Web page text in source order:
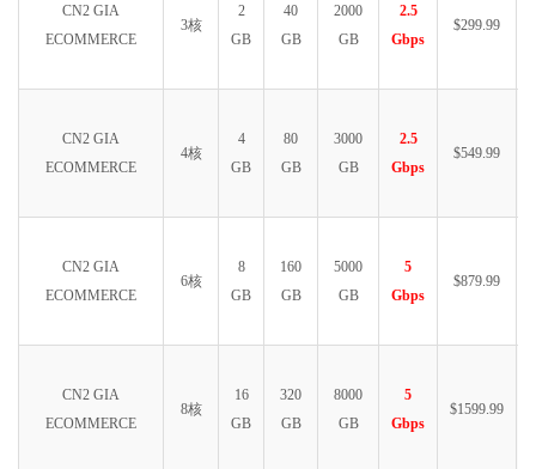
CN2 GIA
ECOMMERCE
3核
2
GB
40
GB
2000
GB
2.5
Gbps
$299.99
CN2 GIA
ECOMMERCE
4核
4
GB
80
GB
3000
GB
2.5
Gbps
$549.99
CN2 GIA
ECOMMERCE
6核
8
GB
160
GB
5000
GB
5
Gbps
$879.99
CN2 GIA
ECOMMERCE
8核
16
GB
320
GB
8000
GB
5
Gbps
$1599.99